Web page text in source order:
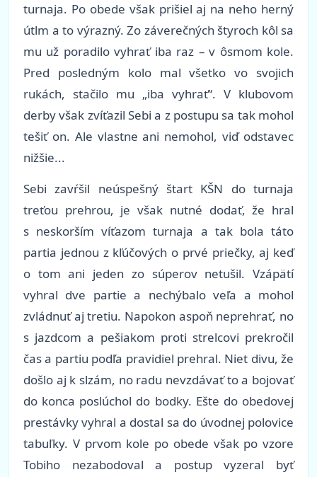
turnaja. Po obede však prišiel aj na neho herný
útlm a to výrazný. Zo záverečných štyroch kôl sa
mu už poradilo vyhrať iba raz – v ôsmom kole.
Pred posledným kolo mal všetko vo svojich
rukách, stačilo mu „iba vyhrať“. V klubovom
derby však zvíťazil Sebi a z postupu sa tak mohol
tešiť on. Ale vlastne ani nemohol, viď odstavec
nižšie...
Sebi zavŕšil neúspešný štart KŠN do turnaja
treťou prehrou, je však nutné dodať, že hral
s neskorším víťazom turnaja a tak bola táto
partia jednou z kľúčových o prvé priečky, aj keď
o tom ani jeden zo súperov netušil. Vzápätí
vyhral dve partie a nechýbalo veľa a mohol
zvládnuť aj tretiu. Napokon aspoň neprehrať, no
s jazdcom a pešiakom proti strelcovi prekročil
čas a partiu podľa pravidiel prehral. Niet divu, že
došlo aj k slzám, no radu nevzdávať to a bojovať
do konca poslúchol do bodky. Ešte do obedovej
prestávky vyhral a dostal sa do úvodnej polovice
tabuľky. V prvom kole po obede však po vzore
Tobiho nezabodoval a postup vyzeral byť